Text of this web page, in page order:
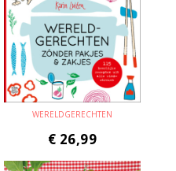
WERELDGERECHTEN
€ 26,99